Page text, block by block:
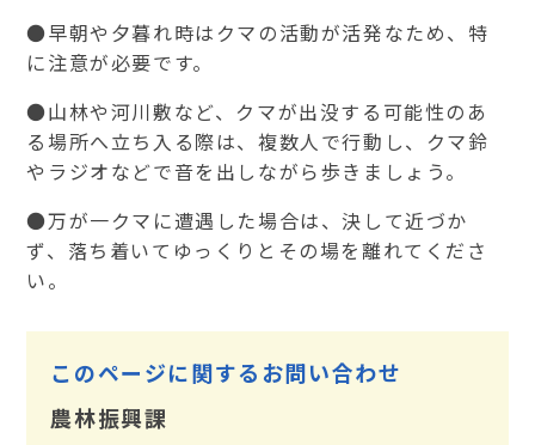
●早朝や夕暮れ時はクマの活動が活発なため、特
に注意が必要です。
●山林や河川敷など、クマが出没する可能性のあ
る場所へ立ち入る際は、複数人で行動し、クマ鈴
やラジオなどで音を出しながら歩きましょう。
●万が一クマに遭遇した場合は、決して近づか
ず、落ち着いてゆっくりとその場を離れてくださ
い。
このページに関するお問い合わせ
農林振興課